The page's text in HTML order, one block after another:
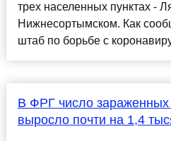
трех населенных пунктах -
Нижнесортымском. Как
штаб по борьбе с
В ФРГ число зараженных
выросло почти на 1,4